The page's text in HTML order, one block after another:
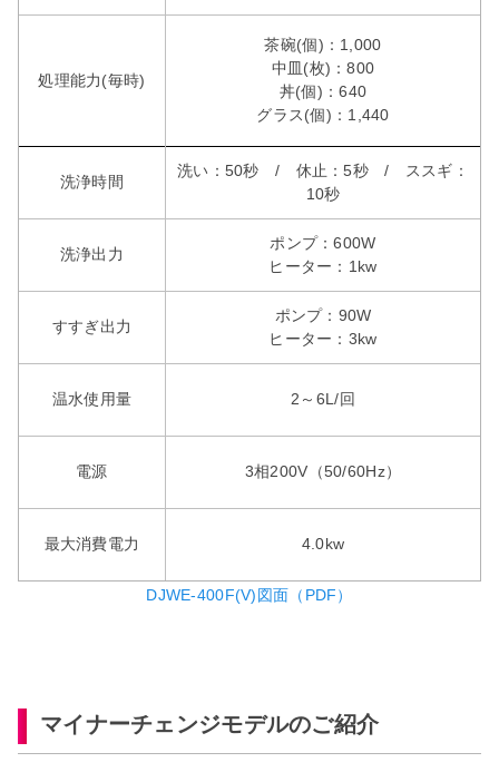
処理能力(毎時)
茶碗(個)：1,000
中皿(枚)：800
丼(個)：640
グラス(個)：1,440
洗浄時間
洗い：50秒 / 休止：5秒 / ススギ：
10秒
洗浄出力
ポンプ：600W
ヒーター：1kw
すすぎ出力
ポンプ：90W
ヒーター：3kw
温水使用量 2～6L/回
電源 3相200V（50/60Hz）
最大消費電力 4.0kw
DJWE-400F(V)図面（PDF）
マイナーチェンジモデルのご紹介